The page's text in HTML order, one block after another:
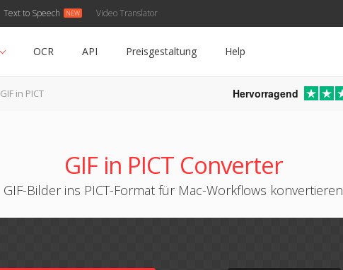
Text to Speech Video Translator
OCR API Preisgestaltung Help
GIF in PICT Hervorragend
GIF in PICT Converter
GIF-Bilder ins PICT-Format für Mac-Workflows konvertieren